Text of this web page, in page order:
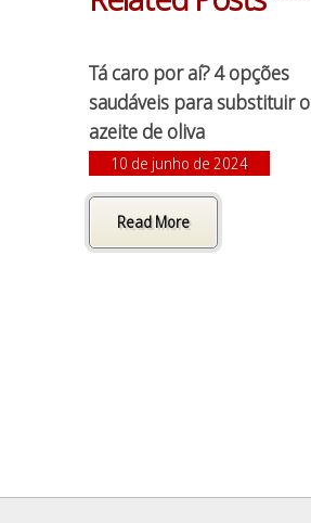
Tá caro por aí? 4 opções
saudáveis para substituir o
azeite de oliva
10 de junho de 2024
Read More